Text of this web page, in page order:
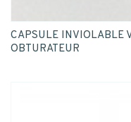
CAPSULE INVIOLABLE
OBTURATEUR